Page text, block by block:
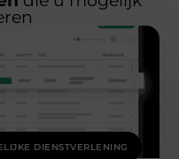
DIENSTVERLENING